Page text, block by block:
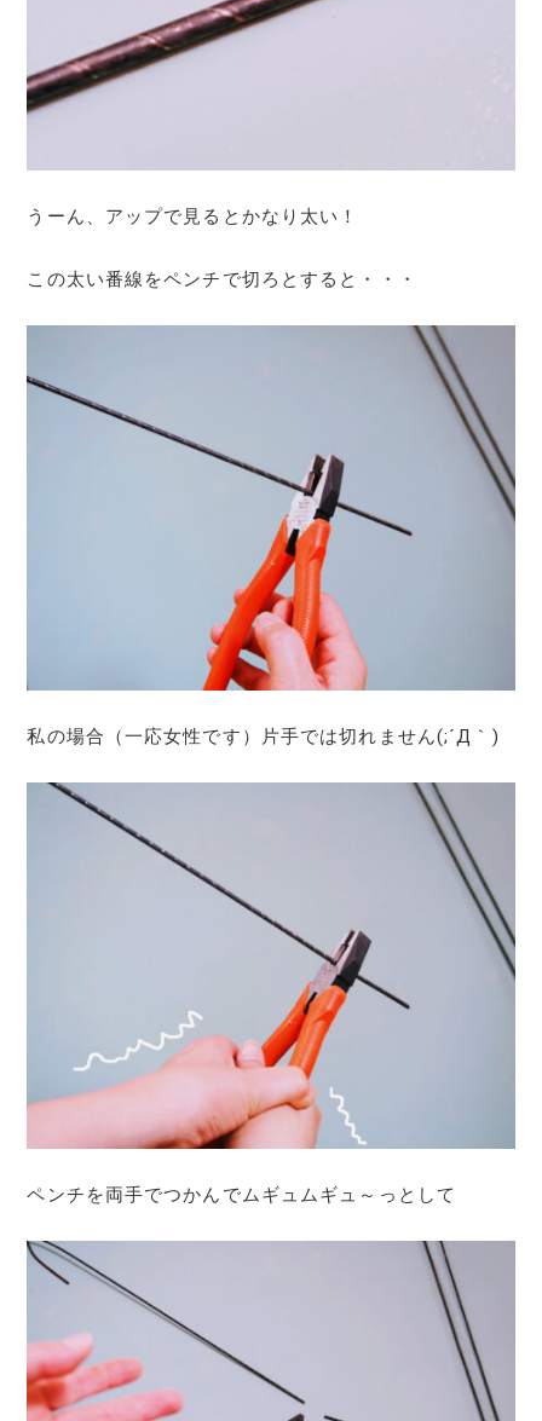
うーん、アップで見るとかなり太い！
この太い番線をペンチで切ろとすると・・・
私の場合（一応女性です）片手では切れません(;´Д｀)
ペンチを両手でつかんでムギュムギュ～っとして